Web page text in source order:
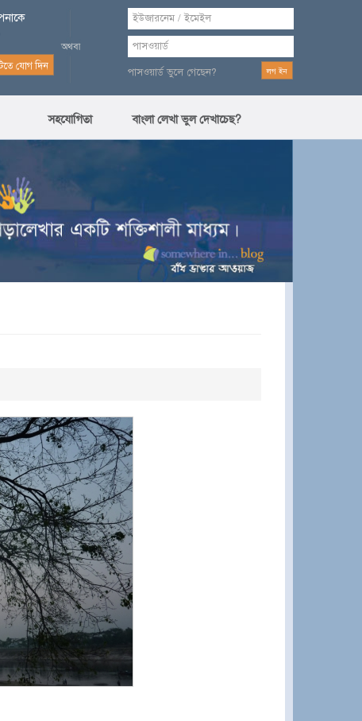
পাসওয়ার্ড ভুলে গেছেন?
সহযোগিতা বাংলা লেখা ভুল দেখাচেছ?